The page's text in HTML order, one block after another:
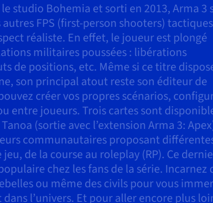
studio Bohemia et sorti en 2013, Arma 3
FPS (first-person shooters)
réaliste. En effet, le joueur est plongé
militaires poussées : libérations
de positions, etc. Même si ce titre
son principal atout reste son éditeur de
créer vos propres scénarios,
entre joueurs. Trois cartes sont
(sortie avec l’extension Arma 3:
communautaires proposant
de la course au roleplay (RP). Ce
chez les fans de la série. Incarnez
ou même des civils pour vous
l’univers. Et pour aller encore plus